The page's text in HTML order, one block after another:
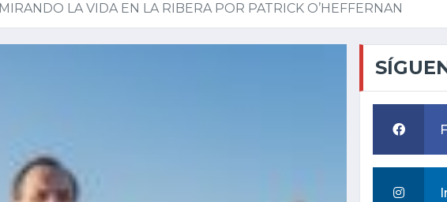
MIRANDO LA VIDA EN LA RIBERA POR PATRICK O’HEFFERNAN